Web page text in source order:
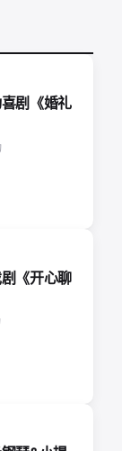
剧《婚礼
《开心聊